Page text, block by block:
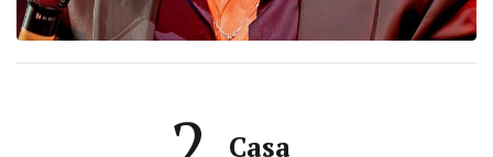
Casa